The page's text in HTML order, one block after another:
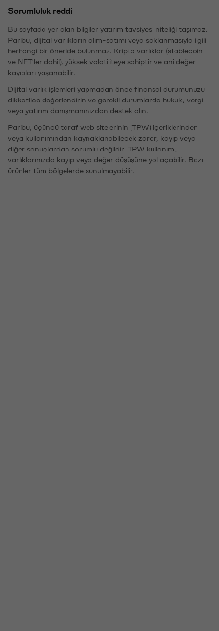
Sorumluluk reddi
Bu sayfada yer alan bilgiler yatırım tavsiyesi niteliği taşımaz.
Paribu, dijital varlıkların alım-satımı veya saklanmasıyla ilgili
herhangi bir öneride bulunmaz. Kripto varlıklar (stablecoin
ve NFT'ler dahil), yüksek volatiliteye sahiptir ve ani değer
kayıpları yaşanabilir.
Dijital varlık işlemleri yapmadan önce finansal durumunuzu
dikkatlice değerlendirin ve gerekli durumlarda hukuk, vergi
veya yatırım danışmanınızdan destek alın.
Paribu, üçüncü taraf web sitelerinin (TPW) içeriklerinden
veya kullanımından kaynaklanabilecek zarar, kayıp veya
diğer sonuçlardan sorumlu değildir. TPW kullanımı,
varlıklarınızda kayıp veya değer düşüşüne yol açabilir. Bazı
ürünler tüm bölgelerde sunulmayabilir.